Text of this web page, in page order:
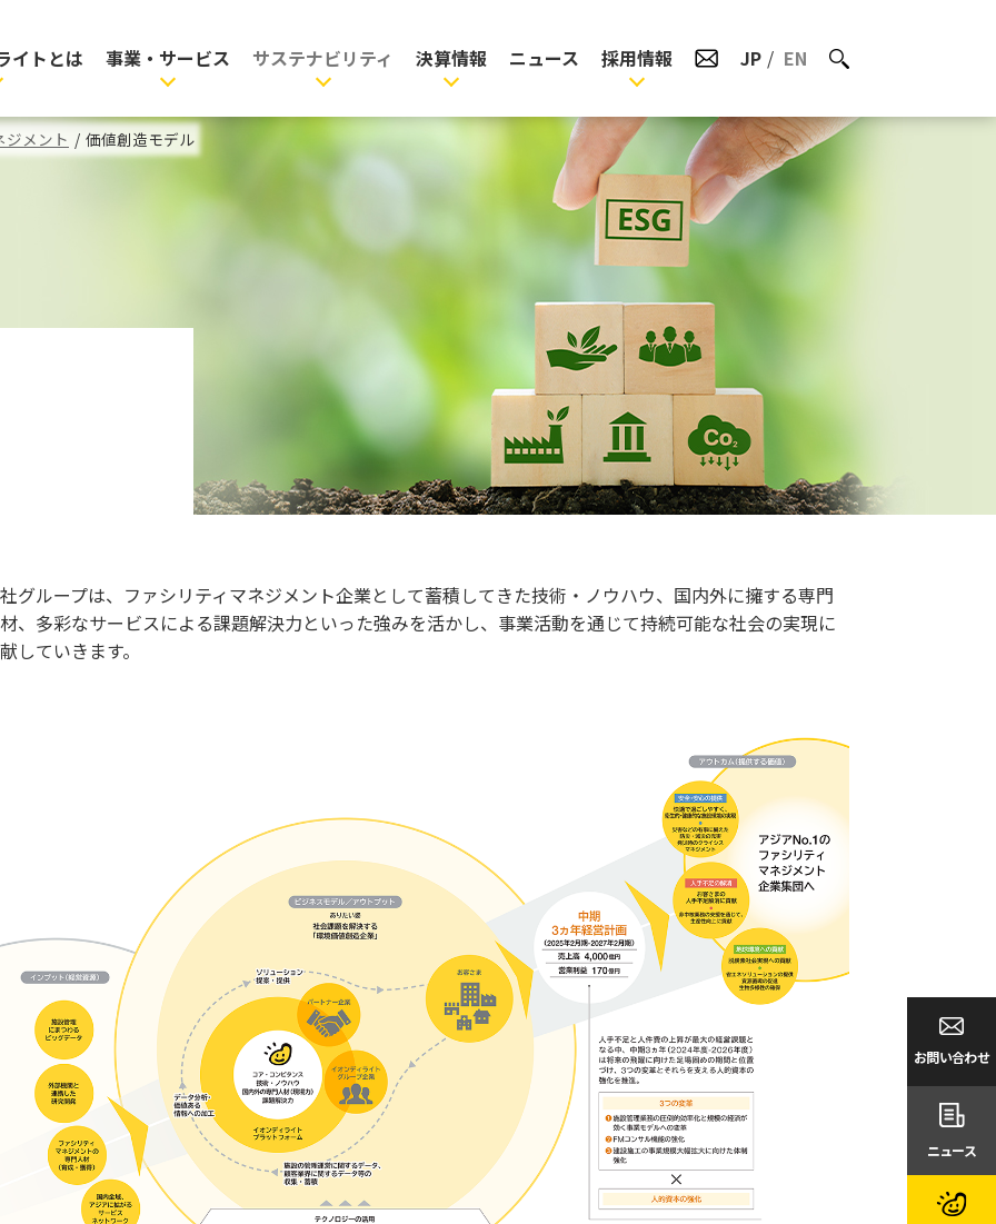
イトとは 事業・サービス サステナビリティ 決算情報 ニュース 採用情報 JP EN
お問い合わせ
ニュース
ジメント / 価値創造モデル
グループは、ファシリティマネジメント企業として蓄積してきた技術・ノウハウ、国内外に擁する専門
、多彩なサービスによる課題解決力といった強みを活かし、事業活動を通じて持続可能な社会の実現に
していきます。